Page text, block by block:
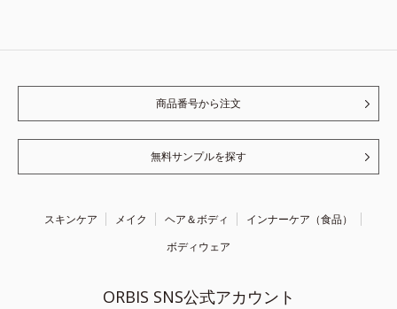
商品番号から注文
無料サンプルを探す
スキンケア メイク ヘア＆ボディ
インナーケア（食品）
ボディウェア
ORBIS SNS公式アカウント